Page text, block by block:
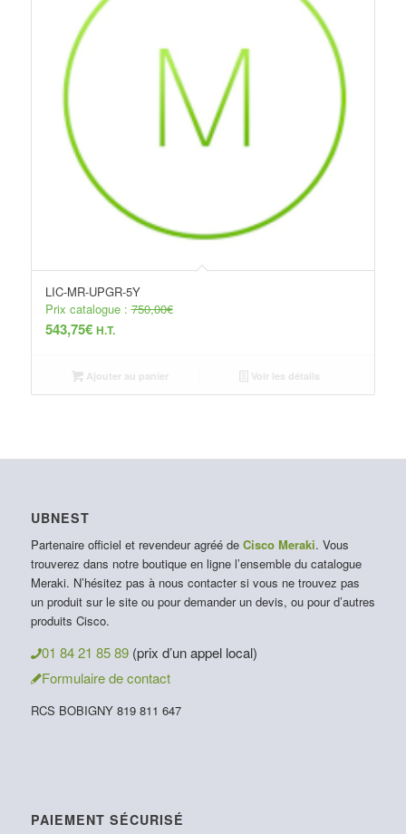
LIC-MR-UPGR-5Y
Prix catalogue :750,00€
543,75€ H.T.
Ajouter au panier Voir les détails
UBNEST
Partenaire officiel et revendeur agréé de Cisco Meraki. Vous
trouverez dans notre boutique en ligne l’ensemble du catalogue
Meraki. N’hésitez pas à nous contacter si vous ne trouvez pas
un produit sur le site ou pour demander un devis, ou pour d’autres
produits Cisco.
01 84 21 85 89 (prix d’un appel local)
Formulaire de contact
RCS BOBIGNY 819 811 647
PAIEMENT SÉCURISÉ